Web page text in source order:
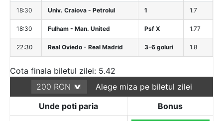
18:30 Univ. Craiova - Petrolul 1 1.7
18:30 Fulham - Man. United Psf X 1.77
22:30 Real Oviedo - Real Madrid 3-6 goluri 1.8
Cota finala biletul zilei: 5.42
Alege miza pe biletul zilei
Unde poti paria
Bonus